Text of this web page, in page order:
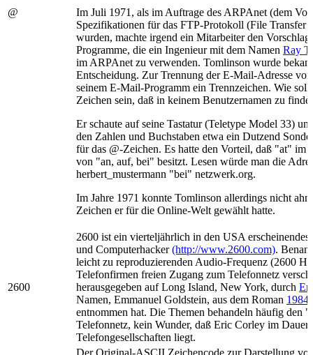
@
Im Juli 1971, als im Auftrage des ARPAnet (dem
Spezifikationen für das FTP-Protokoll (File Transfer
wurden, machte irgend ein Mitarbeiter den
Programme, die ein Ingenieur mit dem Namen Ray
im ARPAnet zu verwenden. Tomlinson wurde
Entscheidung. Zur Trennung der E-Mail-Adresse
seinem E-Mail-Programm ein Trennzeichen. Wie
Zeichen sein, daß in keinem Benutzernamen zu
Er schaute auf seine Tastatur (Teletype Model 33)
den Zahlen und Buchstaben etwa ein Dutzend
für das @-Zeichen. Es hatte den Vorteil, daß "at" im
von "an, auf, bei" besitzt. Lesen würde man die
herbert_mustermann "bei" netzwerk.org.
Im Jahre 1971 konnte Tomlinson allerdings nicht
Zeichen er für die Online-Welt gewählt hatte.
2600
2600 ist ein vierteljährlich in den USA
und Computerhacker(http://www.2600.com).
leicht zu reproduzierenden Audio-Frequenz (2600
Telefonfirmen freien Zugang zum Telefonnetz
herausgegeben auf Long Island, New York, durch
Namen, Emmanuel Goldstein, aus dem Roman 1984
entnommen hat. Die Themen behandeln häufig den
Telefonnetz, kein Wunder, daß Eric Corley im
Telefongesellschaften liegt.
Der Original-ASCII Zeichencode zur Darstellung